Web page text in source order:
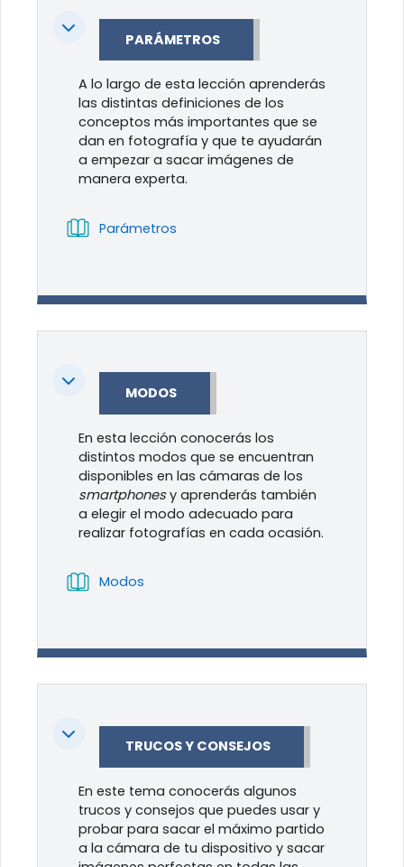
Colapsar PARÁMETROS
A lo largo de esta lección aprenderás
las distintas definiciones de los
conceptos más importantes que se
dan en fotografía y que te ayudarán
a empezar a sacar imágenes de
manera experta.
Parámetros
Colapsar MODOS
En esta lección conocerás los
distintos modos que se encuentran
disponibles en las cámaras de los
smartphonesy aprenderás también
a elegir el modo adecuado para
realizar fotografías en cada ocasión.
Modos
Colapsar TRUCOS Y CONSEJOS
En este tema conocerás algunos
trucos y consejos que puedes usar y
probar para sacar el máximo partido
a la cámara de tu dispositivo y sacar